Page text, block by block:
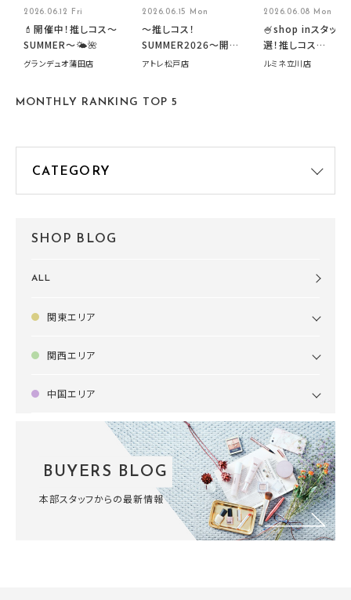
2026.06.12 Fri
💄開催中！推しコス〜
SUMMER〜🌤️🌺
グランデュオ蒲田店
2026.06.15 Mon
～推しコス！
SUMMER2026～開催
中です！
アトレ松戸店
2026.06.08 Mon
🍧shop inスタッフ
選！推しコス
summer2026開催
ルミネ立川店
MONTHLY RANKING TOP 5
SHOP BLOG
ALL
関東エリア
関西エリア
中国エリア
BUYERS BLOG
本部スタッフからの最新情報